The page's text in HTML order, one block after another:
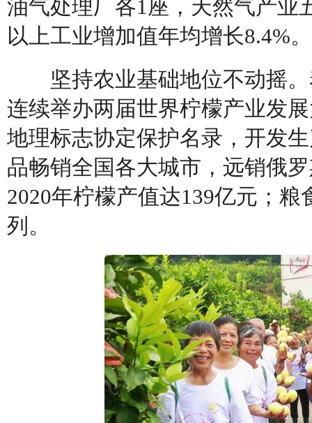
油气处理厂各1座，天然气产业
以上工业增加值年均增长8.4%。
坚持农业基础地位不动摇。
连续举办两届世界柠檬产业发
地理标志协定保护名录，开发
品畅销全国各大城市，远销俄
2020年柠檬产值达139亿元；
列。